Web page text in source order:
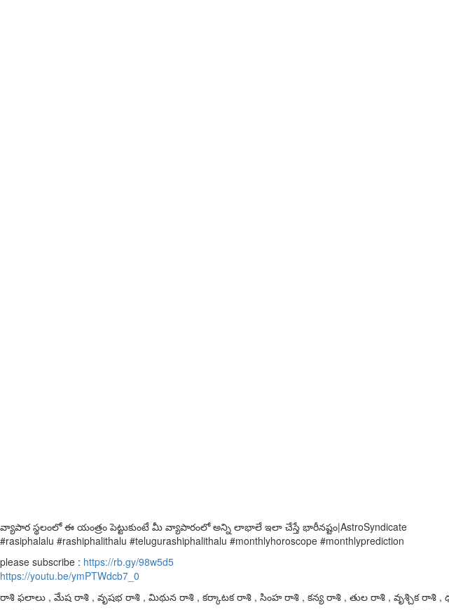
వ్యాపార స్థలంలో ఈ యంత్రం పెట్టుకుంటే మీ వ్యాపారంలో అన్ని లాభాలే ఇలా చేస్తే భారీనష్టం|AstroSyndicate
#rasiphalalu #rashiphalithalu #telugurashiphalithalu #monthlyhoroscope #monthlyprediction
please subscribe : https://rb.gy/98w5d5
https://youtu.be/ymPTWdcb7_0
రాశి ఫలాలు , మేష రాశి , వృషభ రాశి , మిథున రాశి , కర్కాటక రాశి , సింహ రాశి , కన్య రాశి , తుల రాశి , వృశ్చిక రాశి ,